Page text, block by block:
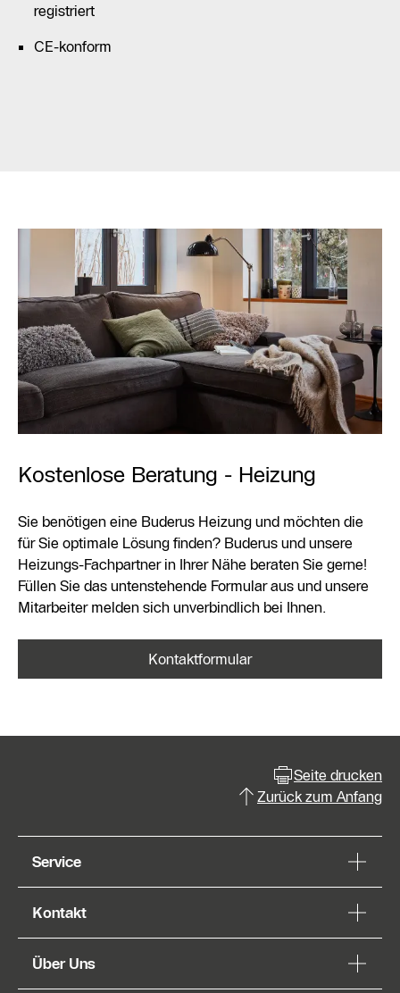
registriert
CE-konform
Kostenlose Beratung - Heizung
Sie benötigen eine Buderus Heizung und möchten die
für Sie optimale Lösung finden? Buderus und unsere
Heizungs-Fachpartner in Ihrer Nähe beraten Sie gerne!
Füllen Sie das untenstehende Formular aus und unsere
Mitarbeiter melden sich unverbindlich bei Ihnen.
Kontaktformular
Seite drucken
Zurück zum Anfang
Service
Kontakt
Über Uns